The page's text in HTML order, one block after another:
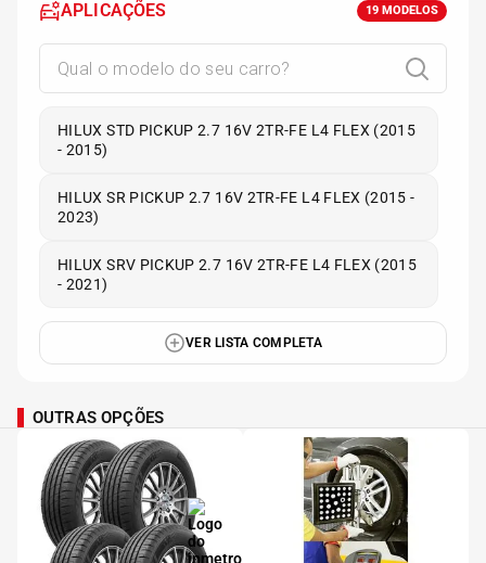
APLICAÇÕES 19 MODELOS
HILUX STD PICKUP 2.7 16V 2TR-FE L4 FLEX (2015
- 2015)
HILUX SR PICKUP 2.7 16V 2TR-FE L4 FLEX (2015 -
2023)
HILUX SRV PICKUP 2.7 16V 2TR-FE L4 FLEX (2015
- 2021)
VER LISTA COMPLETA
OUTRAS OPÇÕES